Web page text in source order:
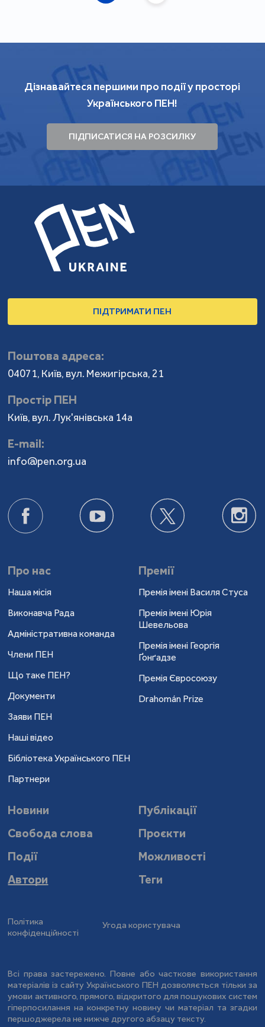
Дізнавайтеся першими про події у просторі
Українського ПЕН!
ПІДПИСАТИСЯ НА РОЗСИЛКУ
ПІДТРИМАТИ ПЕН
Поштова адреса:
04071, Київ, вул. Межигірська, 21
Простір ПЕН
Київ, вул. Лук'янівська 14а
Е-mail:
info@pen.org.ua
Про нас
Наша місія
Виконавча Рада
Адміністративна команда
Члени ПЕН
Що таке ПЕН?
Документи
Заяви ПЕН
Наші відео
Бібліотека Українського ПЕН
Партнери
Премії
Премія імені Василя Стуса
Премія імені Юрія
Шевельова
Премія імені Георгія
Ґонґадзе
Премія Євросоюзу
Drahomán Prize
Новини
Публікації
Свобода слова
Проєкти
Події
Можливості
Автори
Теги
Політика
конфіденційності
Угода користувача
Всі права застережено. Повне або часткове використання
матеріалів із сайту Українського ПЕН дозволяється тільки за
умови активного, прямого, відкритого для пошукових систем
гіперпосилання на конкретну новину чи матеріал та згадки
першоджерела не нижче другого абзацу тексту.